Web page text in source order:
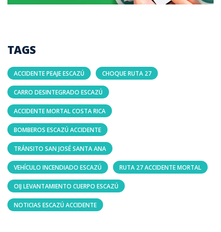
TAGS
ACCIDENTE PEAJE ESCAZÚ CHOQUE RUTA 27
CARRO DESINTEGRADO ESCAZÚ
ACCIDENTE MORTAL COSTA RICA
BOMBEROS ESCAZÚ ACCIDENTE
TRÁNSITO SAN JOSÉ SANTA ANA
VEHÍCULO INCENDIADO ESCAZÚ RUTA 27 ACCIDENTE MORTAL
OIJ LEVANTAMIENTO CUERPO ESCAZÚ
NOTICIAS ESCAZÚ ACCIDENTE